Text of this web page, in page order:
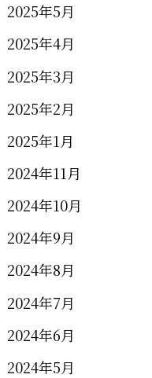
2025年5月
2025年4月
2025年3月
2025年2月
2025年1月
2024年11月
2024年10月
2024年9月
2024年8月
2024年7月
2024年6月
2024年5月